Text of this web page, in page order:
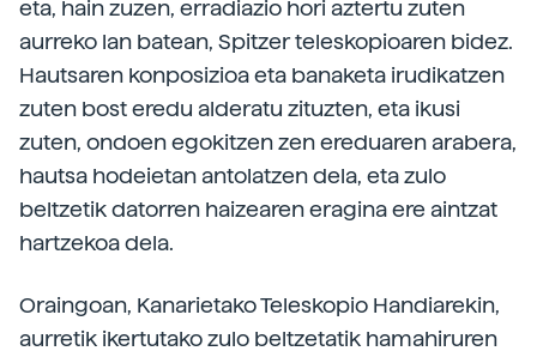
eta, hain zuzen, erradiazio hori aztertu zuten
aurreko lan batean, Spitzer teleskopioaren bidez.
Hautsaren konposizioa eta banaketa irudikatzen
zuten bost eredu alderatu zituzten, eta ikusi
zuten, ondoen egokitzen zen ereduaren arabera,
hautsa hodeietan antolatzen dela, eta zulo
beltzetik datorren haizearen eragina ere aintzat
hartzekoa dela.
Oraingoan, Kanarietako Teleskopio Handiarekin,
aurretik ikertutako zulo beltzetatik hamahiruren